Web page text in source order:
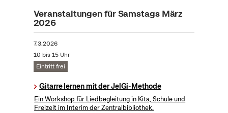
Veranstaltungen für Samstags März
2026
7.3.2026
10 bis 15 Uhr
Eintritt frei
Gitarre lernen mit der JelGi-Methode
Ein Workshop für Liedbegleitung in Kita, Schule und
Freizeit im Interim der Zentralbibliothek.